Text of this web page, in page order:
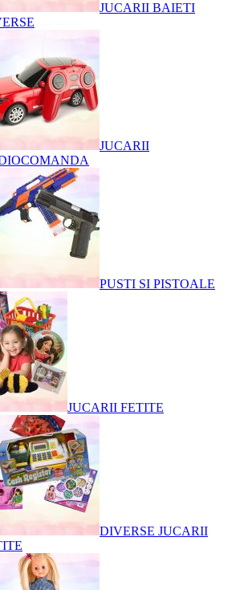
JUCARII BAIETI
JUCARII
PUSTI SI PISTOALE
JUCARII FETITE
DIVERSE JUCARII